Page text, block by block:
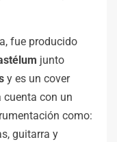
fue producido
junto
y es un cover
cuenta con un
como:
guitarra y